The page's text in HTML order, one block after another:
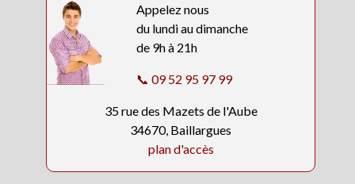
Appelez nous
du lundi au dimanche
de 9h à 21h
📞 09 52 95 97 99
35 rue des Mazets de l'Aube
34670, Baillargues
plan d'accès